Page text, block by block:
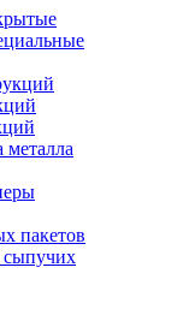
металла
пакетов
сыпучих